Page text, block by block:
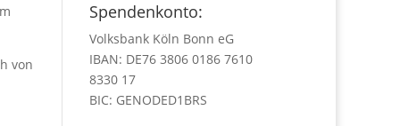
von
Spendenkonto:
Volksbank Köln Bonn eG
IBAN: DE76 3806 0186 7610
8330 17
BIC: GENODED1BRS